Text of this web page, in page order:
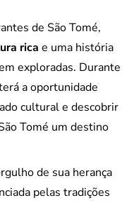
de São Tomé,
rica e uma história
exploradas. Durante
a oportunidade
cultural e descobrir
Tomé um destino
de sua herança
pelas tradições